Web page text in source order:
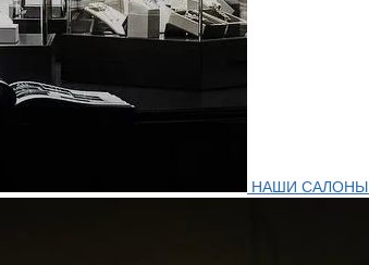
НАШИ САЛОНЫ